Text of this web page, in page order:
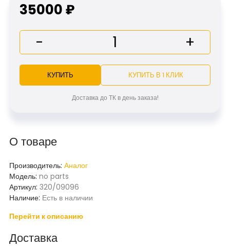
О товаре
Производитель: Аналог
Модель: no parts
Артикул: 320/09096
Наличие: Есть в наличии
Перейти к описанию
Доставка
35000 ₽
- +
КУПИТЬ КУПИТЬ В 1 КЛИК
Доставка до ТК в день заказа!